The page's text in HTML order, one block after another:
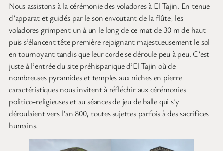
Nous assistons à la cérémonie des voladores à El Tajin. En tenue
d’apparat et guidés par le son envoutant de la flûte, les
voladores grimpent un à un le long de ce mat de 30 m de haut
puis s’élancent tête première rejoignant majestueusement le sol
en tournoyant tandis que leur corde se déroule peu à peu. C’est
juste à l’entrée du site préhispanique d’El Tajin où de
nombreuses pyramides et temples aux niches en pierre
caractéristiques nous invitent à réfléchir aux cérémonies
politico-religieuses et au séances de jeu de balle qui s’y
déroulaient vers l’an 800, toutes sujettes parfois à des sacrifices
humains.